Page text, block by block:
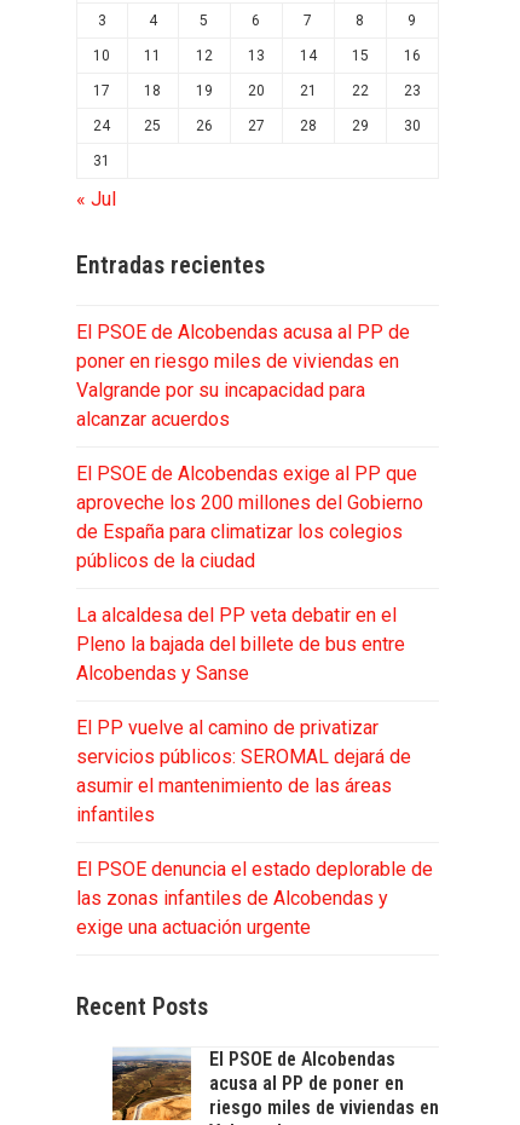
3 4 5 6 7 8 9
10 11 12 13 14 15 16
17 18 19 20 21 22 23
24 25 26 27 28 29 30
31
« Jul
Entradas recientes
El PSOE de Alcobendas acusa al PP de
poner en riesgo miles de viviendas en
Valgrande por su incapacidad para
alcanzar acuerdos
El PSOE de Alcobendas exige al PP que
aproveche los 200 millones del Gobierno
de España para climatizar los colegios
públicos de la ciudad
La alcaldesa del PP veta debatir en el
Pleno la bajada del billete de bus entre
Alcobendas y Sanse
El PP vuelve al camino de privatizar
servicios públicos: SEROMAL dejará de
asumir el mantenimiento de las áreas
infantiles
El PSOE denuncia el estado deplorable de
las zonas infantiles de Alcobendas y
exige una actuación urgente
Recent Posts
El PSOE de Alcobendas
acusa al PP de poner en
riesgo miles de viviendas en